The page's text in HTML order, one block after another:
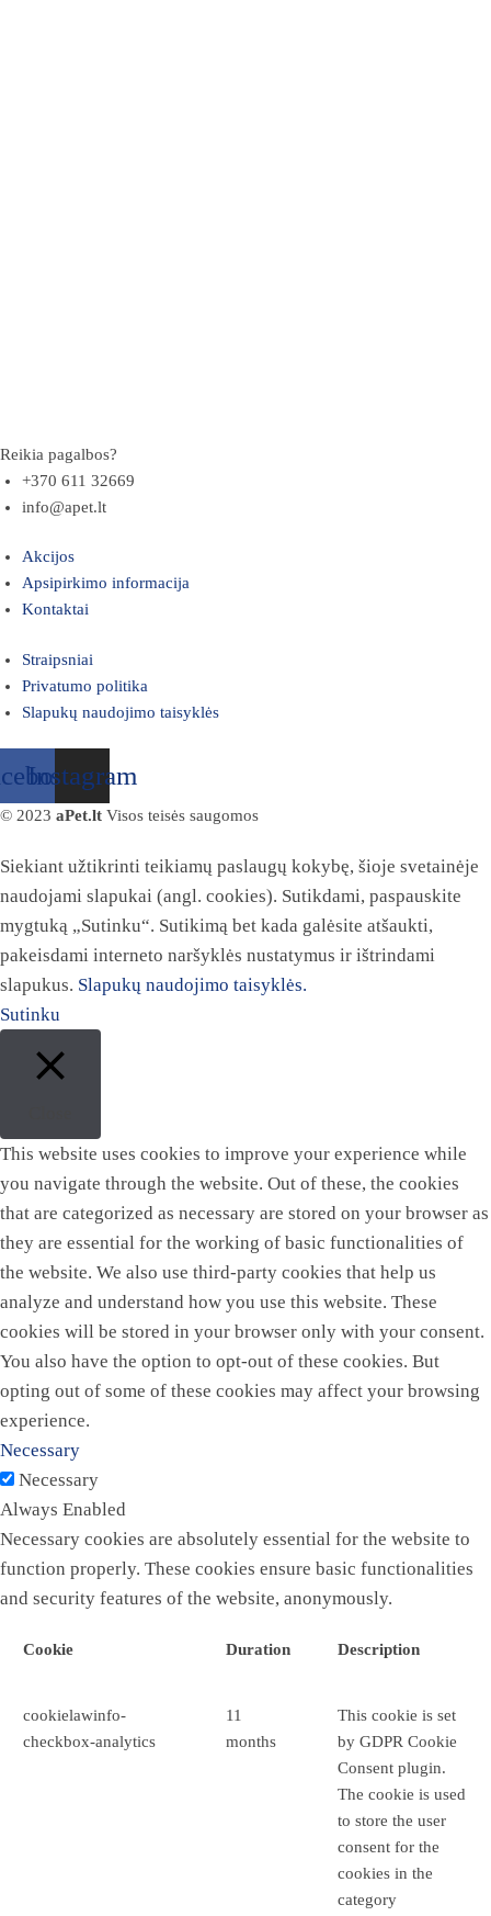
Reikia pagalbos?
+370 611 32669
info@apet.lt
Akcijos
Apsipirkimo informacija
Kontaktai
Straipsniai
Privatumo politika
Slapukų naudojimo taisyklės
Instagram
© 2023 aPet.lt Visos teisės saugomos
Siekiant užtikrinti teikiamų paslaugų kokybę, šioje svetainėje
naudojami slapukai (angl. cookies). Sutikdami, paspauskite
mygtuką „Sutinku“. Sutikimą bet kada galėsite atšaukti,
pakeisdami interneto naršyklės nustatymus ir ištrindami
slapukus. Slapukų naudojimo taisyklės.
Sutinku
This website uses cookies to improve your experience while
you navigate through the website. Out of these, the cookies
that are categorized as necessary are stored on your browser as
they are essential for the working of basic functionalities of
the website. We also use third-party cookies that help us
analyze and understand how you use this website. These
cookies will be stored in your browser only with your consent.
You also have the option to opt-out of these cookies. But
opting out of some of these cookies may affect your browsing
experience.
Necessary
Necessary
Always Enabled
Necessary cookies are absolutely essential for the website to
function properly. These cookies ensure basic functionalities
and security features of the website, anonymously.
Cookie Duration Description
cookielawinfo-
checkbox-analytics
11
months
This cookie is set
by GDPR Cookie
Consent plugin.
The cookie is used
to store the user
consent for the
cookies in the
category